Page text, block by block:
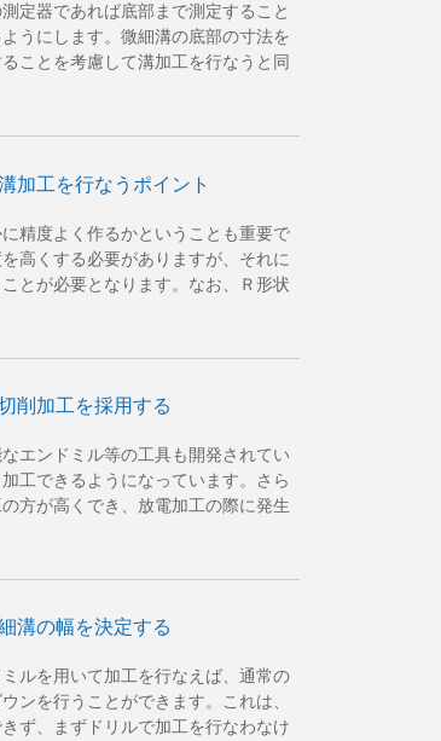
定器であれば底部まで測定すること
うにします。微細溝の底部の寸法を
ことを考慮して溝加工を行なうと同
加工を行なうポイント
精度よく作るかということも重要で
高くする必要がありますが、それに
とが必要となります。なお、Ｒ形状
削加工を採用する
エンドミル等の工具も開発されてい
工できるようになっています。さら
方が高くでき、放電加工の際に発生
溝の幅を決定する
ルを用いて加工を行なえば、通常の
ンを行うことができます。これは、
ず、まずドリルで加工を行なわなけ